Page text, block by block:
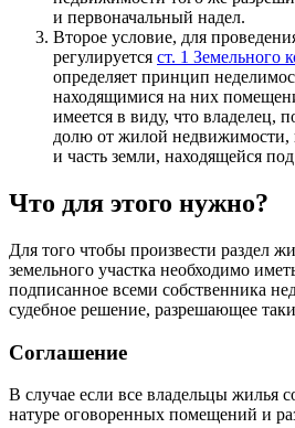
и первоначальный надел.
Второе условие, для
регулируется ст. 1 Земельного
определяет принцип
находящимися на них
имеется в виду, что владелец,
долю от жилой недвижимости,
и часть земли, находящейся
Что для этого нужно?
Для того чтобы произвести раздел
земельного участка необходимо
подписанное всеми собственника
судебное решение, разрешающее
Соглашение
В случае если все владельцы жилья
натуре оговоренных помещений и